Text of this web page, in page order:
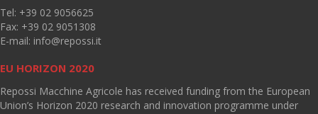
Tel: +39 02 9056625
Fax: +39 02 9051308
E-mail: info@repossi.it
EU HORIZON 2020
Repossi Macchine Agricole has received funding from the European
Union’s Horizon 2020 research and innovation programme under